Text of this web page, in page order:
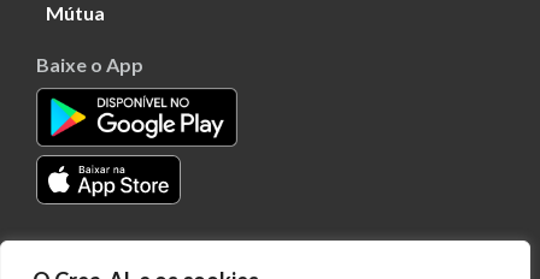
Mútua
Baixe o App
Transparência